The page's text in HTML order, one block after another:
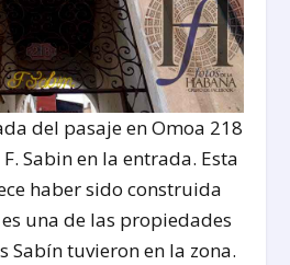
del pasaje en Omoa 218
Sabin en la entrada. Esta
haber sido construida
una de las propiedades
Sabín tuvieron en la zona.